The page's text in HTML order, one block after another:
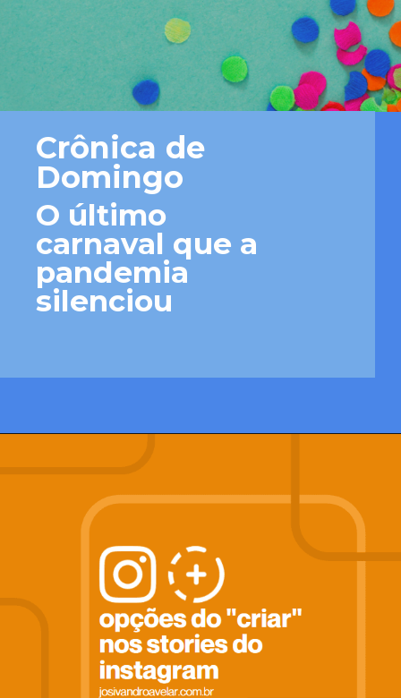
Crônica de
Domingo
O último
carnaval que a
pandemia
silenciou